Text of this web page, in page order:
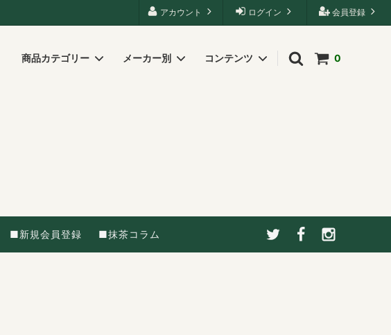
会員登録
ログイン
アカウント
0
商品カテゴリー メーカー別 コンテンツ
■新規会員登録 ■抹茶コラム